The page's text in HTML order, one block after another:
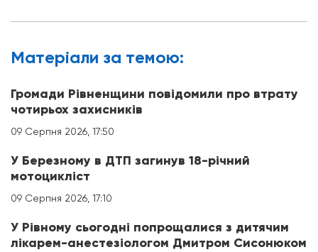
Матерiали за темою:
Громади Рівненщини повідомили про втрату
чотирьох захисників
09 Серпня 2026, 17:50
У Березному в ДТП загинув 18-річний
мотоцикліст
09 Серпня 2026, 17:10
У Рівному сьогодні попрощалися з дитячим
лікарем-анестезіологом Дмитром Сисонюком